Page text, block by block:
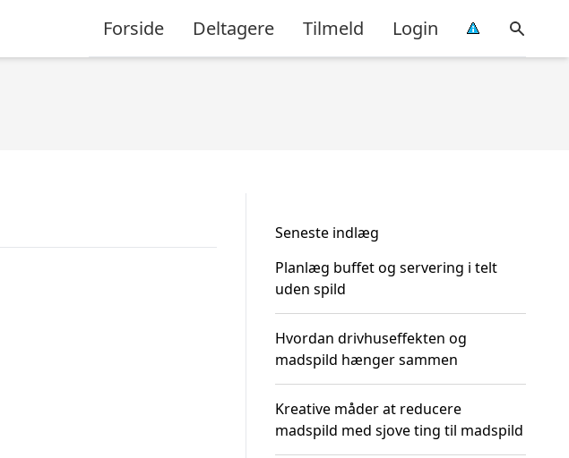
Forside Deltagere Tilmeld Login
Seneste indlæg
Planlæg buffet og servering i telt
uden spild
Hvordan drivhuseffekten og
madspild hænger sammen
Kreative måder at reducere
madspild med sjove ting til madspild